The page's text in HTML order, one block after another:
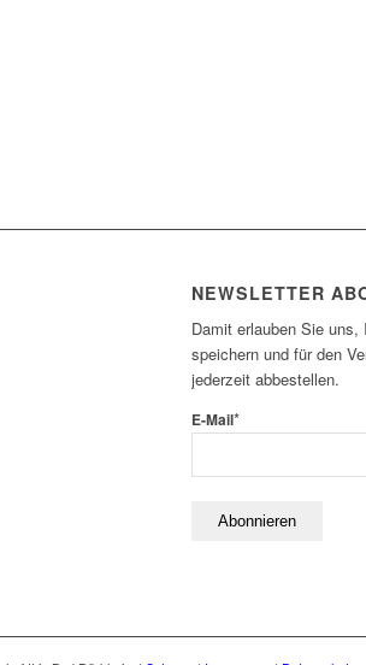
NEWSLETTER
Damit erlauben Sie
speichern und für den
jederzeit abbestellen.
E-Mail*